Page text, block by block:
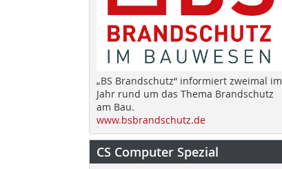
„BS Brandschutz“ informiert zweimal im
Jahr rund um das Thema Brandschutz
am Bau.
www.bsbrandschutz.de
CS Computer Spezial